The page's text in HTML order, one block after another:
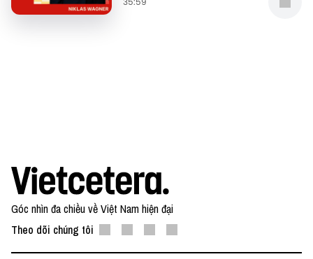
Góc nhìn đa chiều về Việt Nam hiện đại
Theo dõi chúng tôi